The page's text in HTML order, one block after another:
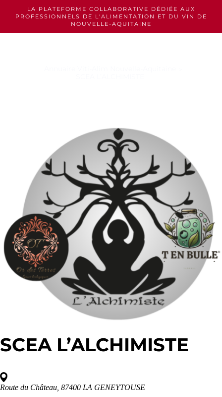
content
LA PLATEFORME COLLABORATIVE DÉDIÉE AUX
PROFESSIONNELS DE L'ALIMENTATION ET DU VIN DE
NOUVELLE-AQUITAINE
SCEA L’ALCHIMISTE
Route du Château, 87400 LA GENEYTOUSE